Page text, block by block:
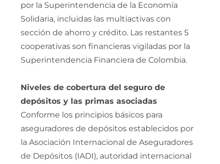
por la Superintendencia de la Economía
Solidaria, incluidas las multiactivas con
sección de ahorro y crédito. Las restantes 5
cooperativas son financieras vigiladas por la
Superintendencia Financiera de Colombia.
Niveles de cobertura del seguro de
depósitos y las primas asociadas
Conforme los principios básicos para
aseguradores de depósitos establecidos por
la Asociación Internacional de Aseguradores
de Depósitos (IADI), autoridad internacional